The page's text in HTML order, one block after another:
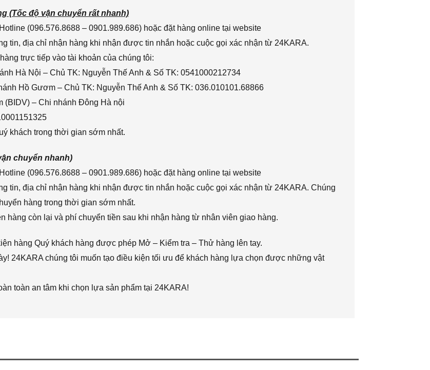
(Tốc độ vận chuyển rất nhanh)
(096.576.8688 – 0901.989.686) hoặc đặt hàng online tại website
tin, địa chỉ nhận hàng khi nhận được tin nhắn hoặc cuộc gọi xác nhận từ 24KARA.
trực tiếp vào tài khoản của chúng tôi:
Hà Nội – Chủ TK: Nguyễn Thế Anh & Số TK: 0541000212734
Hồ Gươm – Chủ TK: Nguyễn Thế Anh & Số TK: 036.010101.68866
(BIDV) – Chi nhánh Đông Hà nội
khách trong thời gian sớm nhất.
chuyển nhanh)
(096.576.8688 – 0901.989.686) hoặc đặt hàng online tại website
tin, địa chỉ nhận hàng khi nhận được tin nhắn hoặc cuộc gọi xác nhận từ 24KARA. Chúng
hàng trong thời gian sớm nhất.
hàng còn lại và phí chuyển tiền sau khi nhận hàng từ nhân viên giao hàng.
hàng Quý khách hàng được phép Mở – Kiểm tra – Thử hàng lên tay.
24KARA chúng tôi muốn tạo điều kiện tối ưu để khách hàng lựa chọn được những vật
toàn an tâm khi chọn lựa sản phẩm tại 24KARA!